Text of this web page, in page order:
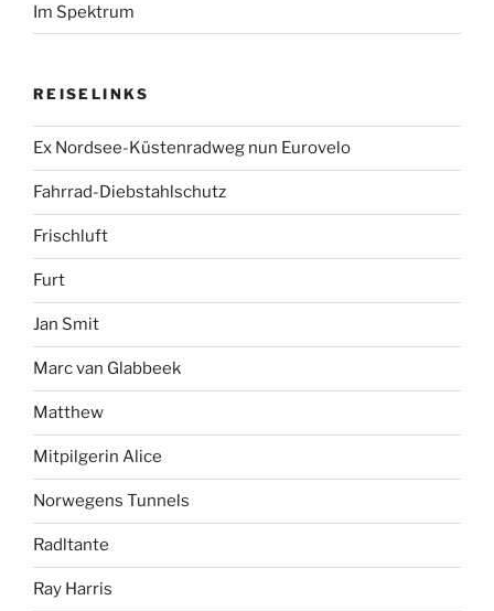
Im Spektrum
REISELINKS
Ex Nordsee-Küstenradweg nun Eurovelo
Fahrrad-Diebstahlschutz
Frischluft
Furt
Jan Smit
Marc van Glabbeek
Matthew
Mitpilgerin Alice
Norwegens Tunnels
Radltante
Ray Harris